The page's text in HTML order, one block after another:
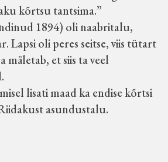
kõrtsu tantsima.”
1894) oli naabritalu,
Lapsi oli peres seitse, viis tütart
mäletab, et siis ta veel
lisati maad ka endise kõrtsi
asundustalu.